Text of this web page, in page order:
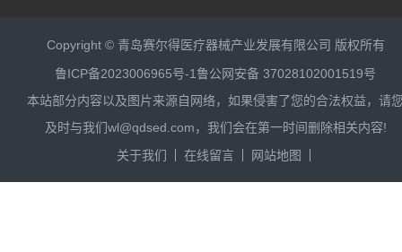
Copyright © 青岛赛尔得医疗器械产业发展有限公司 版权所有
鲁ICP备2023006965号-1 鲁公网安备 37028102001519号
本站部分内容以及图片来源自网络，如果侵害了您的合法权益，请
及时与我们wl@qdsed.com，我们会在第一时间删除相关内容!
关于我们
在线留言 网站地图